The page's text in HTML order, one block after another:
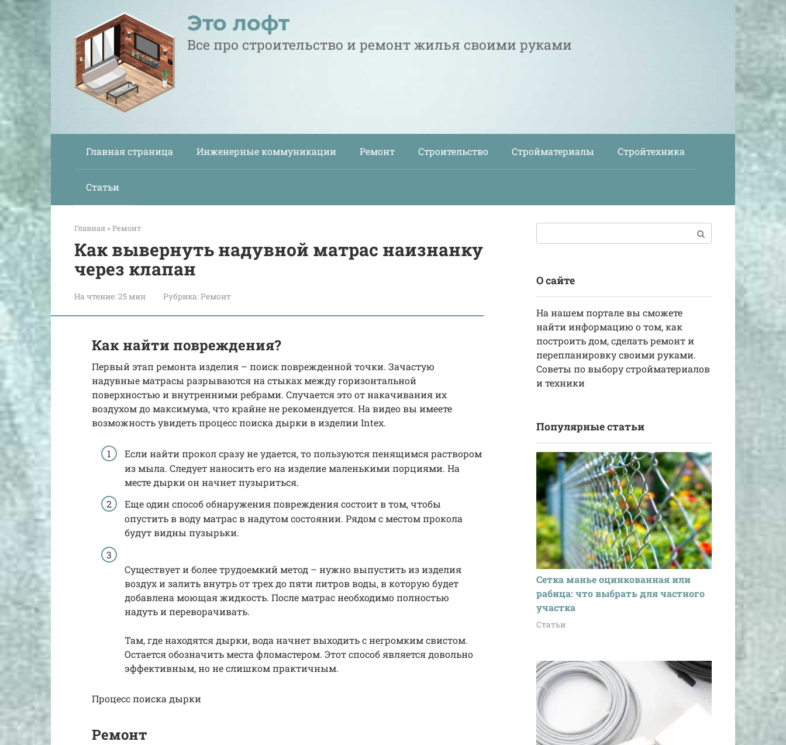
к
контенту
Это лофт
Все про строительство и ремонт жилья своими руками
Главная страница Инженерные коммуникации Ремонт Строительство Стройматериалы Стройтехника
Статьи
Главная »Ремонт
Как вывернуть надувной матрас наизнанку
через клапан
На чтение:25 мин Рубрика:Ремонт
Как найти повреждения?
Первый этап ремонта изделия – поиск поврежденной точки. Зачастую
надувные матрасы разрываются на стыках между горизонтальной
поверхностью и внутренними ребрами. Случается это от накачивания их
воздухом до максимума, что крайне не рекомендуется. На видео вы имеете
возможность увидеть процесс поиска дырки в изделии Intex.
Если найти прокол сразу не удается, то пользуются пенящимся раствором
из мыла. Следует наносить его на изделие маленькими порциями. На
месте дырки он начнет пузыриться.
Еще один способ обнаружения повреждения состоит в том, чтобы
опустить в воду матрас в надутом состоянии. Рядом с местом прокола
будут видны пузырьки.
Существует и более трудоемкий метод – нужно выпустить из изделия
воздух и залить внутрь от трех до пяти литров воды, в которую будет
добавлена моющая жидкость. После матрас необходимо полностью
надуть и переворачивать.
Там, где находятся дырки, вода начнет выходить с негромким свистом.
Остается обозначить места фломастером. Этот способ является довольно
эффективным, но не слишком практичным.
Процесс поиска дырки
Ремонт
О сайте
На нашем портале вы сможете
найти информацию о том, как
построить дом, сделать ремонт и
перепланировку своими руками.
Советы по выбору стройматериалов
и техники
Популярные статьи
Сетка манье оцинкованная или
рабица: что выбрать для частного
участка
Статьи